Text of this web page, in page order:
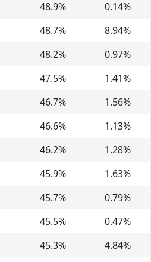
48.9% 0.14%
48.7% 8.94%
48.2% 0.97%
47.5% 1.41%
46.7% 1.56%
46.6% 1.13%
46.2% 1.28%
45.9% 1.63%
45.7% 0.79%
45.5% 0.47%
45.3% 4.84%